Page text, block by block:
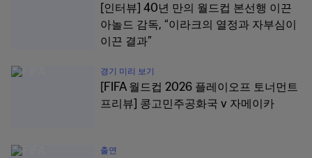
[인터뷰] 40년 만의 월드컵 본선행 이끈
아놀드 감독, “이라크의 열정과 자부심이
이끈 결과”
경기 미리 보기
[FIFA 월드컵 2026 플레이오프 토너먼트
프리뷰] 콩고민주공화국 v 자메이카
출연